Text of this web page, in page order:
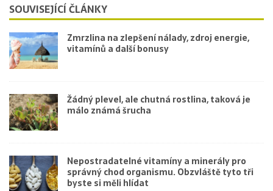
SOUVISEJÍCÍ ČLÁNKY
Zmrzlina na zlepšení nálady, zdroj energie,
vitamínů a další bonusy
Žádný plevel, ale chutná rostlina, taková je
málo známá šrucha
Nepostradatelné vitamíny a minerály pro
správný chod organismu. Obzvláště tyto tři
byste si měli hlídat